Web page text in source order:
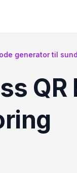
generator til